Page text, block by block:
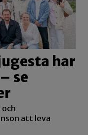
har
se
att leva